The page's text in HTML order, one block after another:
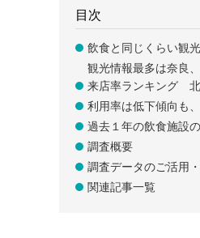
目次
飲食と同じくらい観
観光情報最多は奈良
来店率ランキング 北
利用率は低下傾向も
過去１年の飲食施設
調査概要
調査データのご活用
関連記事一覧